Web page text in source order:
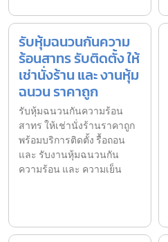
รับหุ้มฉนวนกันความ
ร้อนสาทร รับติดตั้ง ให้
เช่านั่งร้าน และ งานหุ้ม
ฉนวน ราคาถูก
รับหุ้มฉนวนกันความร้อน
สาทร ให้เช่านั่งร้านราคาถูก
พร้อมบริการติดตั้ง รื้อถอน
และ รับงานหุ้มฉนวนกัน
ความร้อน และ ความเย็น